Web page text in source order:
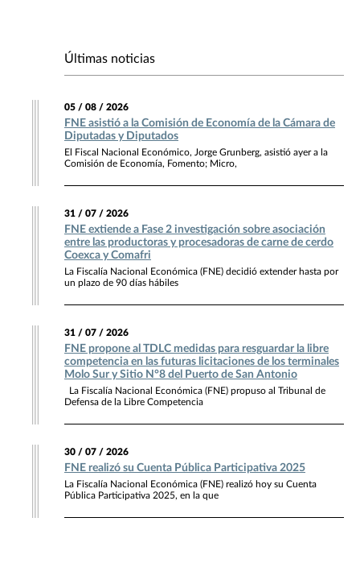
Últimas noticias
05 / 08 / 2026
FNE asistió a la Comisión de Economía de la Cámara de
Diputadas y Diputados
El Fiscal Nacional Económico, Jorge Grunberg, asistió ayer a la
Comisión de Economía, Fomento; Micro,
31 / 07 / 2026
FNE extiende a Fase 2 investigación sobre asociación
entre las productoras y procesadoras de carne de cerdo
Coexca y Comafri
La Fiscalía Nacional Económica (FNE) decidió extender hasta por
un plazo de 90 días hábiles
31 / 07 / 2026
FNE propone al TDLC medidas para resguardar la libre
competencia en las futuras licitaciones de los terminales
Molo Sur y Sitio N°8 del Puerto de San Antonio
La Fiscalía Nacional Económica (FNE) propuso al Tribunal de
Defensa de la Libre Competencia
30 / 07 / 2026
FNE realizó su Cuenta Pública Participativa 2025
La Fiscalía Nacional Económica (FNE) realizó hoy su Cuenta
Pública Participativa 2025, en la que